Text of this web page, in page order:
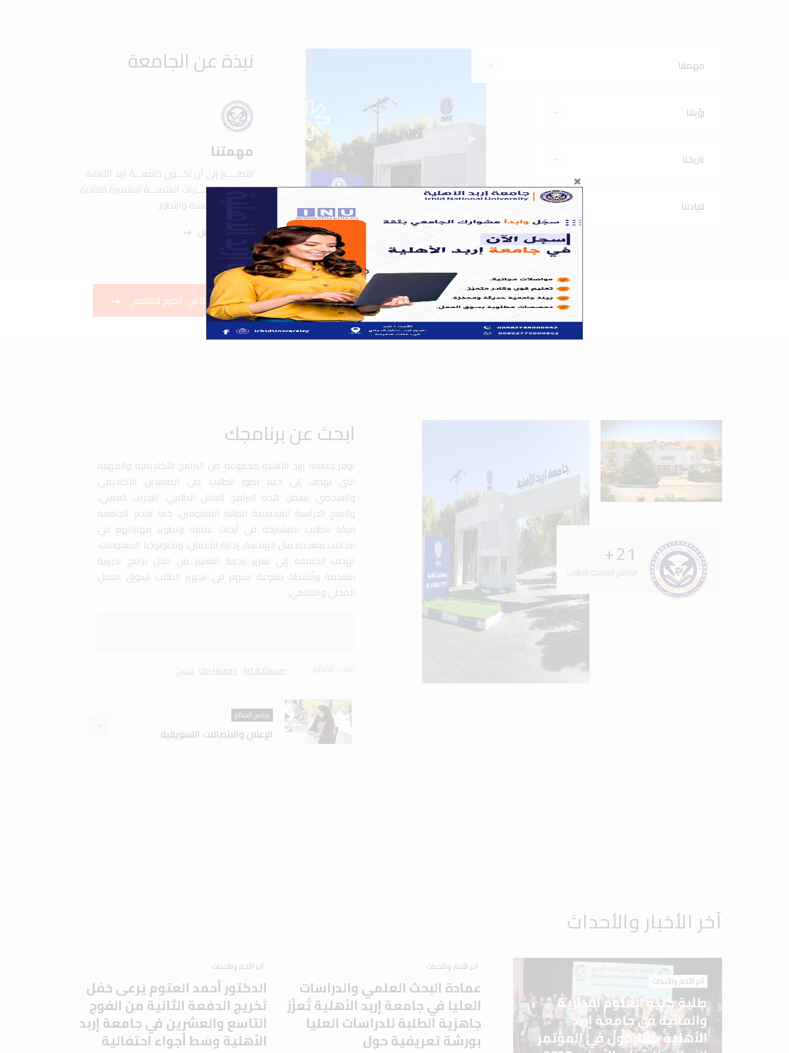
مهمتنا
رؤيتنا
تاريخنا
قيادتنا
نبذة عن الجامعة
مهمتنا
التطلــــع إلى أن تكـــون جامعـــة إربد الأهلية
إحــــدى المنــــارات العلميـــة المتميزة القادرة
علــــى المنافسة والتطور.
عرض التفاصيل
قم بجولة في الحرم الجامعي
34
+
البرامج المتاحة للطلاب
ابحث عن برنامجك
توفر جامعة إربد الأهلية مجموعة من البرامج الأكاديمية والمهنية
التي تهدف إلى دعم تطور الطلاب على الصعيدين الأكاديمي
والشخصي. تشمل هذه البرامج التبادل الطلابي، التدريب العملي،
والمنح الدراسية المخصصة للطلبة المتفوقين. كما تقدم الجامعة
فرصًا للطلاب للمشاركة في أبحاث علمية وتطوير مهاراتهم في
مجالات متعددة مثل الهندسة، إدارة الأعمال، وتكنولوجيا المعلومات.
تهدف الجامعة إلى تعزيز تجربة التعليم من خلال برامج تدريبية
متقدمة وأنشطة متنوعة تسهم في تجهيز الطلاب لسوق العمل
المحلي والعالمي.
Art & Design
Uni History تخريج
برنامج الشائع
الإعلان والاتصالات التسويقية
آخر الأخبار والأحداث
آخر الأخبار والأحداث
طلبة كلية العلوم الإدارية
والمالية في جامعة إربد
الأهلية يشاركون في المؤتمر
آخر الأخبار والأحداث
عمادة البحث العلمي والدراسات
العليا في جامعة إربد الأهلية تُعزّز
جاهزية الطلبة للدراسات العليا
بورشة تعريفية حول
آخر الأخبار والأحداث
الدكتور أحمد العتوم يَرعى حَفل
تَخريج الدفعة الثانية من الفوج
التاسع والعشرين في جامعة إربد
الأهلية وسَط أجواء احتفالية